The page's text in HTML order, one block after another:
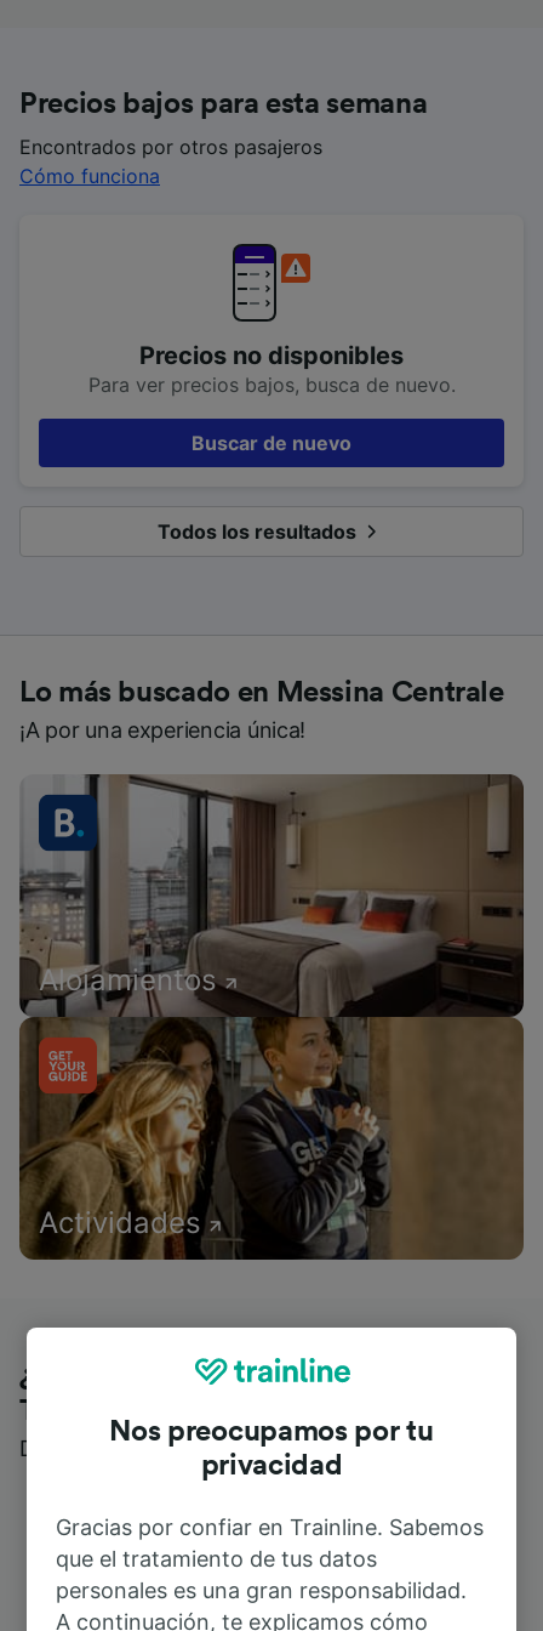
Precios bajos para esta semana
Encontrados por otros pasajeros
Cómo funciona
Precios no disponibles
Para ver precios bajos, busca de nuevo.
Buscar de nuevo
Todos los resultados
Lo más buscado en Messina Centrale
¡A por una experiencia única!
Alojamientos
Actividades
¿Qué piensan nuestros clientes de
Trainline?
Descubre reseñas reales de nuestros viajeros
Nos preocupamos por tu
privacidad
Gracias por confiar en Trainline. Sabemos
que el tratamiento de tus datos
personales es una gran responsabilidad.
A continuación, te explicamos cómo